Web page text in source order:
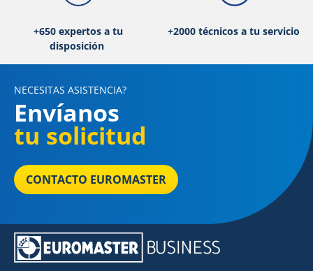
+650 expertos a tu
disposición
+2000 técnicos a tu servicio
NECESITAS ASISTENCIA?
Envíanos
tu solicitud
CONTACTO EUROMASTER